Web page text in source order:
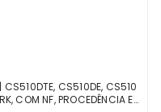
CS510DTE, CS510DE, CS510
COM NF, PROCEDÊNCIA E